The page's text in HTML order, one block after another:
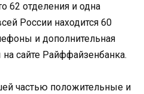
62 отделения и одна
России находится 60
и дополнительная
сайте Райффайзенбанка.
частью положительные и